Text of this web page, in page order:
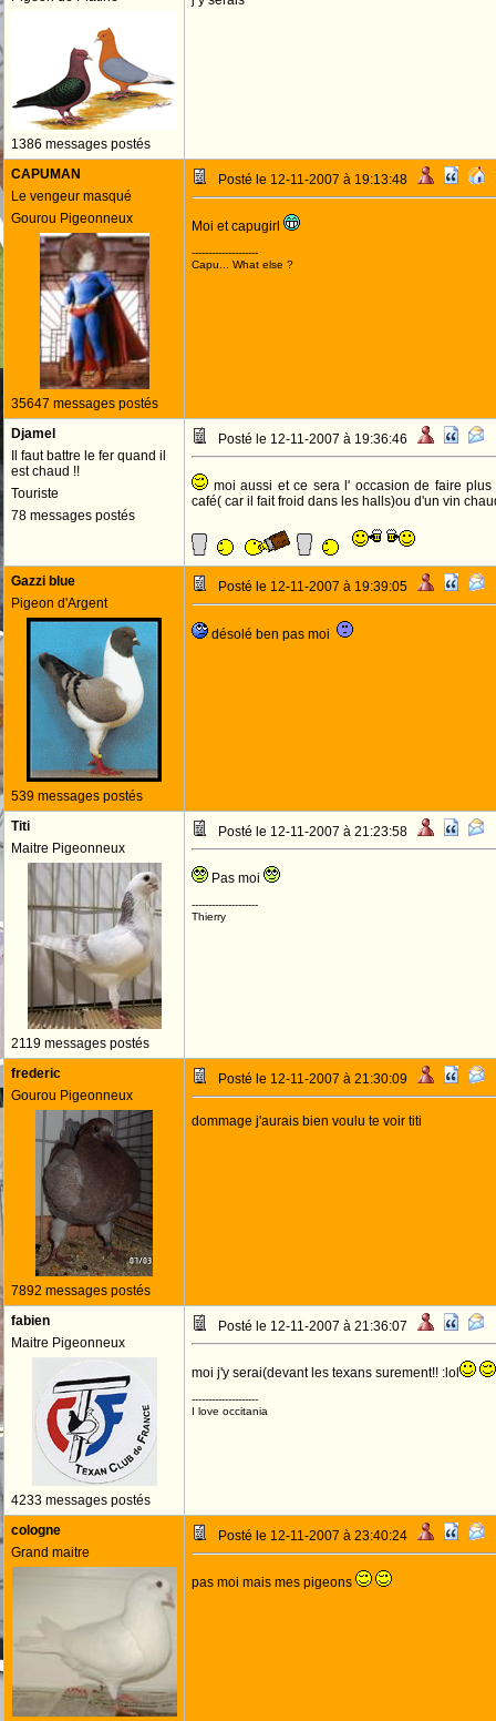
1386 messages postés
CAPUMAN
Le vengeur masqué
Gourou Pigeonneux
35647 messages postés
Posté le 12-11-2007 à 19:13:48
Moi et capugirl
--------------------
Capu... What else ?
Djamel
Il faut battre le fer quand il
est chaud !!
Touriste
78 messages postés
Posté le 12-11-2007 à 19:36:46
moi aussi et ce sera l' occasion de faire
café( car il fait froid dans les halls)ou d'un vin
Gazzi blue
Pigeon d'Argent
539 messages postés
Posté le 12-11-2007 à 19:39:05
désolé ben pas moi
Titi
Maitre Pigeonneux
2119 messages postés
Posté le 12-11-2007 à 21:23:58
Pas moi
--------------------
Thierry
frederic
Gourou Pigeonneux
7892 messages postés
Posté le 12-11-2007 à 21:30:09
dommage j'aurais bien voulu te voir titi
fabien
Maitre Pigeonneux
4233 messages postés
Posté le 12-11-2007 à 21:36:07
moi j'y serai(devant les texans surement!! :lol
--------------------
I love occitania
cologne
Grand maitre
Posté le 12-11-2007 à 23:40:24
pas moi mais mes pigeons